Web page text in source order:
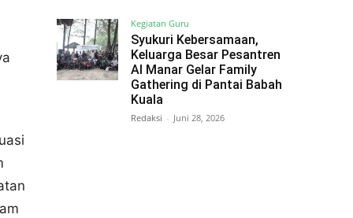
Kegiatan Guru
Syukuri Kebersamaan,
Keluarga Besar Pesantren
Al Manar Gelar Family
Gathering di Pantai Babah
Kuala
Redaksi - Juni 28, 2026